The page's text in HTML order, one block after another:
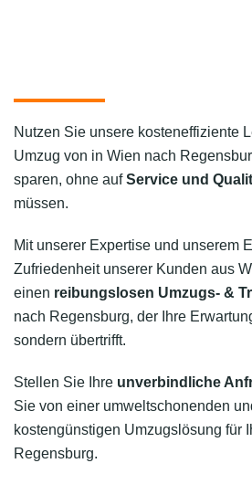
Nutzen Sie unsere kosteneffiziente
Umzug von in Wien nach
sparen, ohne aufService und
müssen.
Mit unserer Expertise und unserem
Zufriedenheit unserer Kunden aus
einen reibungslosen Umzugs- &
nach Regensburg, der Ihre
sondern übertrifft.
Stellen Sie Ihre unverbindliche
Sie von einer umweltschonenden
kostengünstigen Umzugslösung für
Regensburg.